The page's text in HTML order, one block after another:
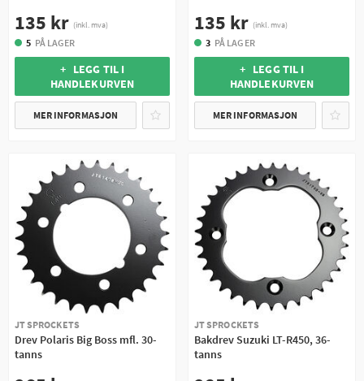
135 kr (inkl. mva)
5 PÅ LAGER
+ LEGG TIL I
HANDLEKURVEN
MER INFORMASJON
135 kr (inkl. mva)
3 PÅ LAGER
+ LEGG TIL I
HANDLEKURVEN
MER INFORMASJON
JT SPROCKETS
Drev Polaris Big Boss mfl. 30-
tanns
JT SPROCKETS
Bakdrev Suzuki LT-R450, 36-
tanns